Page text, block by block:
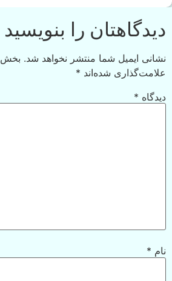
دیدگاهتان را بنویسید
نشانی ایمیل شما منتشر نخواهد شد.
علامت‌گذاری شده‌اند *
دیدگاه *
نام *